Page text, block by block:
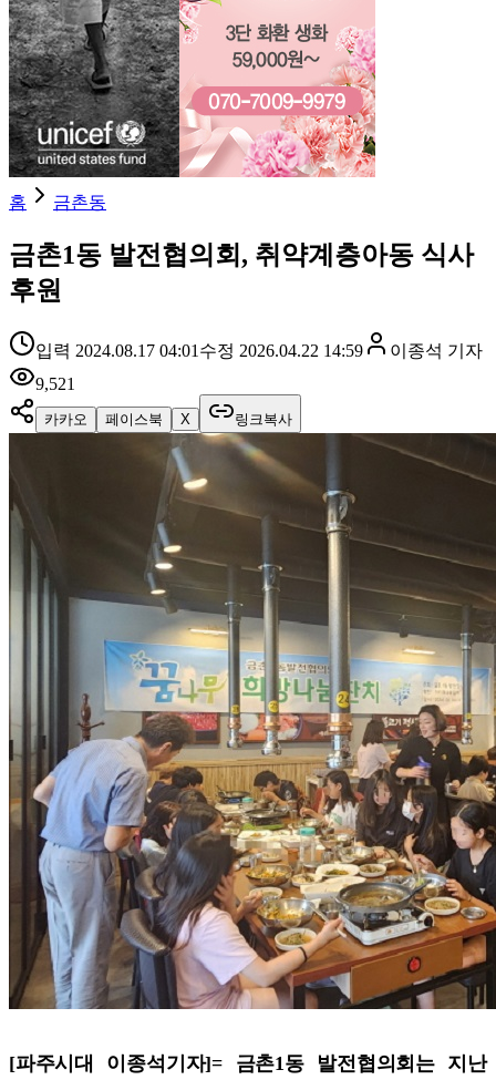
홈 금촌동
금촌1동 발전협의회, 취약계층아동 식사
후원
입력 2024.08.17 04:01 수정 2026.04.22 14:59 이종석 기자
9,521
카카오 페이스북 X 링크복사
[파주시대 이종석기자]= 금촌1동 발전협의회는 지난